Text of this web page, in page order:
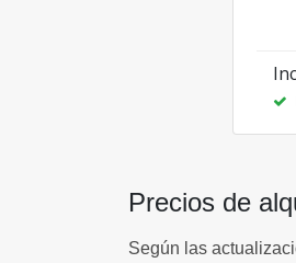
Precios de
Según las